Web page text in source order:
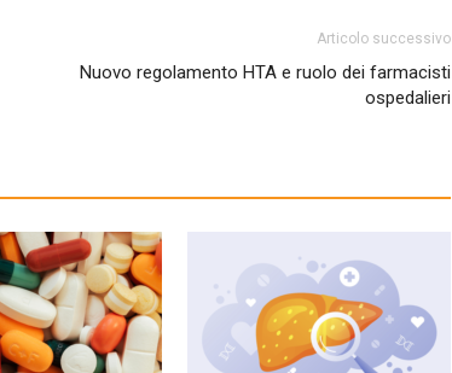
Articolo successivo
Nuovo regolamento HTA e ruolo dei farmacisti
ospedalieri